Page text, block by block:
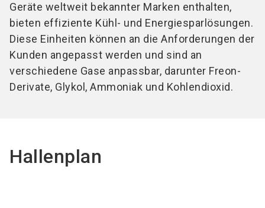
Geräte weltweit bekannter Marken enthalten,
bieten effiziente Kühl- und Energiesparlösungen.
Diese Einheiten können an die Anforderungen der
Kunden angepasst werden und sind an
verschiedene Gase anpassbar, darunter Freon-
Derivate, Glykol, Ammoniak und Kohlendioxid.
Hallenplan